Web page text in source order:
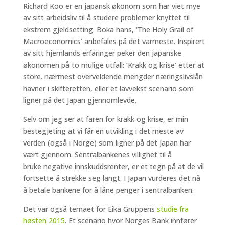
Richard Koo er en japansk økonom som har viet mye
av sitt arbeidsliv til å studere problemer knyttet til
ekstrem gjeldsetting. Boka hans, ‘The Holy Grail of
Macroeconomics’ anbefales på det varmeste. Inspirert
av sitt hjemlands erfaringer peker den japanske
økonomen på to mulige utfall: ‘Krakk og krise’ etter at
store. nærmest overveldende mengder næringslivslån
havner i skifteretten, eller et lavvekst scenario som
ligner på det Japan gjennomlevde.
Selv om jeg ser at faren for krakk og krise, er min
bestegjeting at vi får en utvikling i det meste av
verden (også i Norge) som ligner på det Japan har
vært gjennom. Sentralbankenes villighet til å
bruke negative innskuddsrenter, er et tegn på at de vil
fortsette å strekke seg langt. I Japan vurderes det nå
å betale bankene for å låne penger i sentralbanken.
Det var også temaet for Eika Gruppens studie fra
høsten 2015. Et scenario hvor Norges Bank innfører